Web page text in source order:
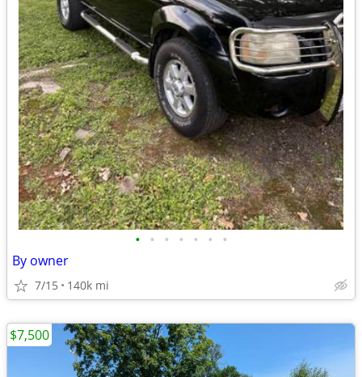
• • • • • • •
By owner
7/15 140k mi
$7,500